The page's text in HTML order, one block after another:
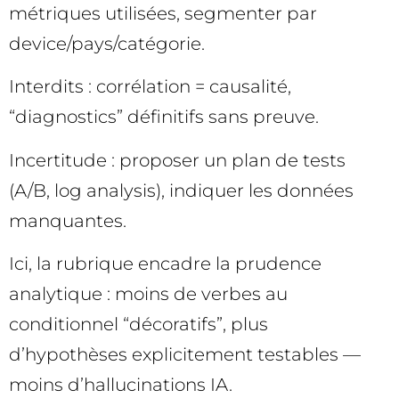
métriques utilisées, segmenter par
device/pays/catégorie.
Interdits : corrélation = causalité,
“diagnostics” définitifs sans preuve.
Incertitude : proposer un plan de tests
(A/B, log analysis), indiquer les données
manquantes.
Ici, la rubrique encadre la prudence
analytique : moins de verbes au
conditionnel “décoratifs”, plus
d’hypothèses explicitement testables —
moins d’hallucinations IA.